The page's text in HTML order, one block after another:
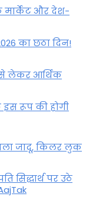
मार्केट और देश-
का छठा दिन!
से लेकर आर्थिक
इस रूप की होगी
जादू, किलर लुक
सिद्धार्थ पर उठे